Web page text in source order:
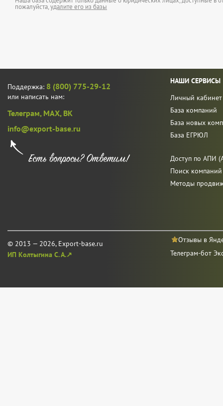
пожалуйста,удалите его из базы
Поддержка: 8 (800) 775-29-12
или написать нам:
Телеграм, MAX, ВК
info@export-base.ru
© 2013 — 2026, Export-base.ru
ИП Колтыгина С. А.↗
НАШИ СЕРВИСЫ
Личный кабинет
База компаний
База новых
База ЕГРЮЛ
Доступ по АПИ
Поиск
Методы
Отзывы в
Телеграм-бот